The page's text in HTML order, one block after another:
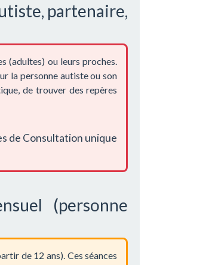
partenaire,
(adultes) ou leurs proches.
la personne autiste ou son
de trouver des repères
de Consultation unique
(personne
de 12 ans). Ces séances